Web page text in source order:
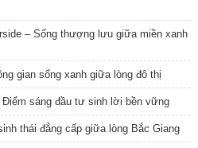
– Sống thượng lưu giữa miền xanh
gian sống xanh giữa lòng đô thị
sáng đầu tư sinh lời bền vững
thái đẳng cấp giữa lòng Bắc Giang